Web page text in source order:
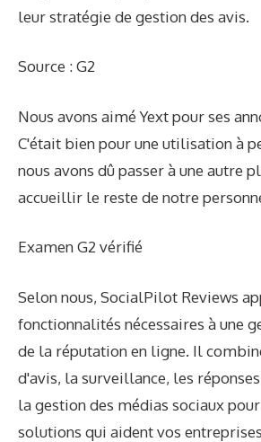
leur stratégie de gestion des avis.
Source : G2
Nous avons aimé Yext pour ses
C'était bien pour une utilisation à
nous avons dû passer à une autre
accueillir le reste de notre
Examen G2 vérifié
Selon nous, SocialPilot Reviews
fonctionnalités nécessaires à une
de la réputation en ligne. Il
d'avis, la surveillance, les
la gestion des médias sociaux
solutions qui aident vos